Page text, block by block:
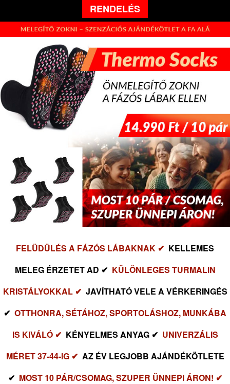
RENDELÉS
FELÜDÜLÉS A FÁZÓS LÁBAKNAK ✔ KELLEMES
MELEG ÉRZETET AD ✔ KÜLÖNLEGES TURMALIN
KRISTÁLYOKKAL ✔ JAVÍTHATÓ VELE A VÉRKERINGÉS
✔ OTTHONRA, SÉTÁHOZ, SPORTOLÁSHOZ, MUNKÁBA
IS KIVÁLÓ ✔ KÉNYELMES ANYAG ✔ UNIVERZÁLIS
MÉRET 37-44-IG ✔ AZ ÉV LEGJOBB AJÁNDÉKÖTLETE
✔ MOST 10 PÁR/CSOMAG, SZUPER ÜNNEPI ÁRON! ✔